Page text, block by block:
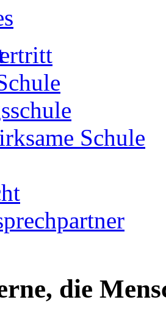
Schule
die